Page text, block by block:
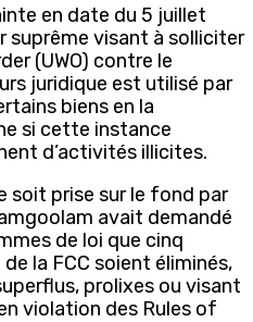
en date du 5 juillet
suprême visant à solliciter
(UWO) contre le
juridique est utilisé par
biens en la
si cette instance
d’activités illicites.
soit prise sur le fond par
avait demandé
de loi que cinq
la FCC soient éliminés,
prolixes ou visant
violation des Rules of